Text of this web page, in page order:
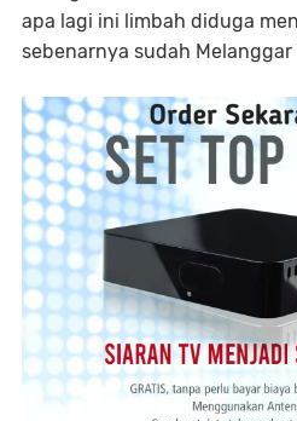
apa lagi ini limbah diduga
sebenarnya sudah Melanggar